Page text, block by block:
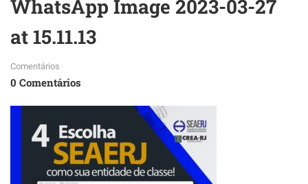
WhatsApp Image 2023-03-27
at 15.11.13
Comentários
0 Comentários